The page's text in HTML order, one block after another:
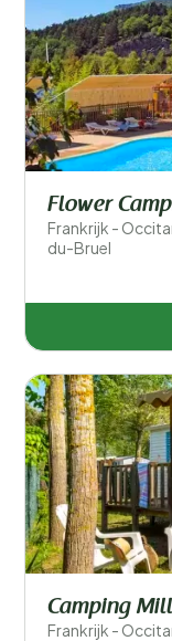
Flower
Frankrijk -
du-Bruel
Camping
Frankrijk -